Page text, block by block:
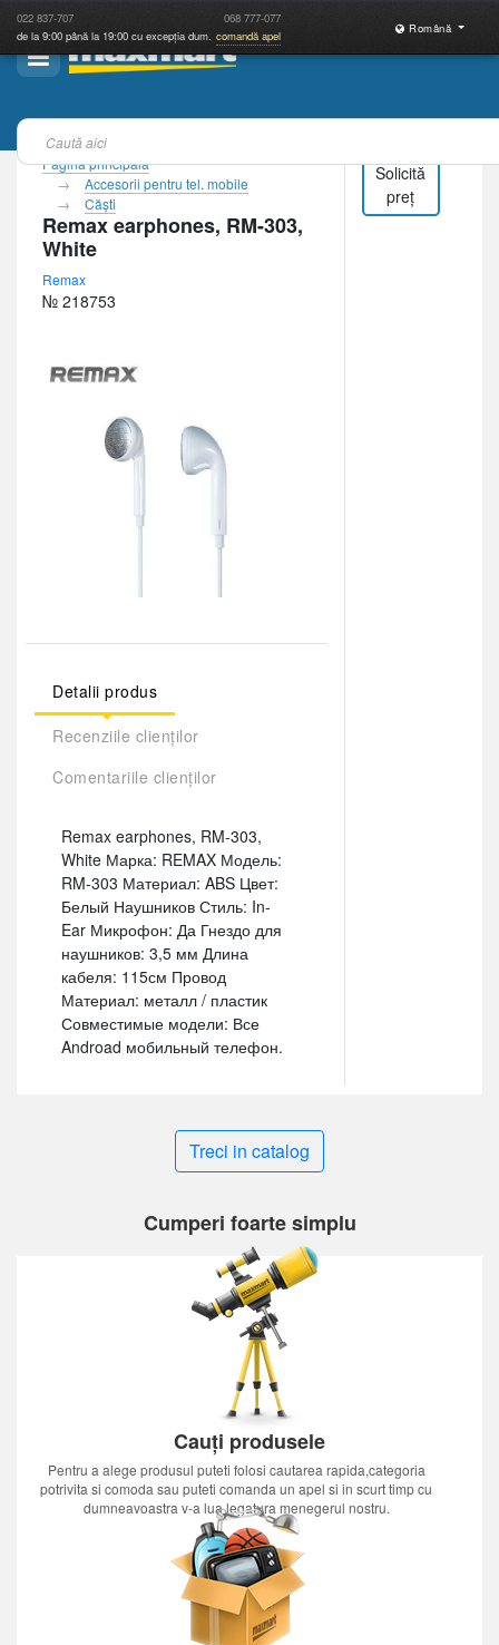
022 837-707 068 777-077
de la 9:00 până la 19:00 cu excepția dum. comandă apel
Română
Pagina principală
Accesorii pentru tel. mobile
Căşti
Remax earphones, RM-303,
White
Remax
№ 218753
Detalii produs
Recenziile clienților
Comentariile clienților
Remax earphones, RM-303,
White Марка: REMAX Модель:
RM-303 Материал: ABS Цвет:
Белый Наушников Стиль: In-
Ear Микрофон: Да Гнездо для
наушников: 3,5 мм Длина
кабеля: 115см Провод
Материал: металл / пластик
Совместимые модели: Все
Androad мобильный телефон.
Solicită
preț
Treci in catalog
Cumperi foarte simplu
Cauți produsele
Pentru a alege produsul puteti folosi cautarea rapida,categoria
potrivita si comoda sau puteti comanda un apel si in scurt timp cu
dumneavoastra v-a lua legatura menegerul nostru.